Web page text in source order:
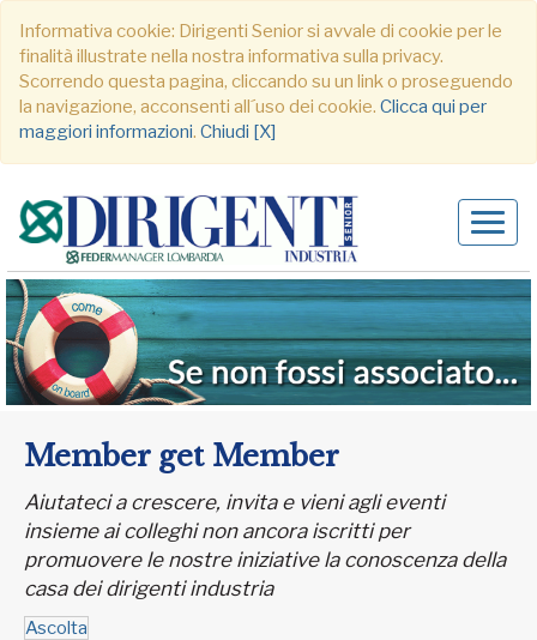
Informativa cookie: Dirigenti Senior si avvale di cookie per le
finalità illustrate nella nostra informativa sulla privacy.
Scorrendo questa pagina, cliccando su un link o proseguendo
la navigazione, acconsenti all´uso dei cookie. Clicca qui per
maggiori informazioni. Chiudi [X]
Member get Member
Aiutateci a crescere, invita e vieni agli eventi
insieme ai colleghi non ancora iscritti per
promuovere le nostre iniziative la conoscenza della
casa dei dirigenti industria
Ascolta